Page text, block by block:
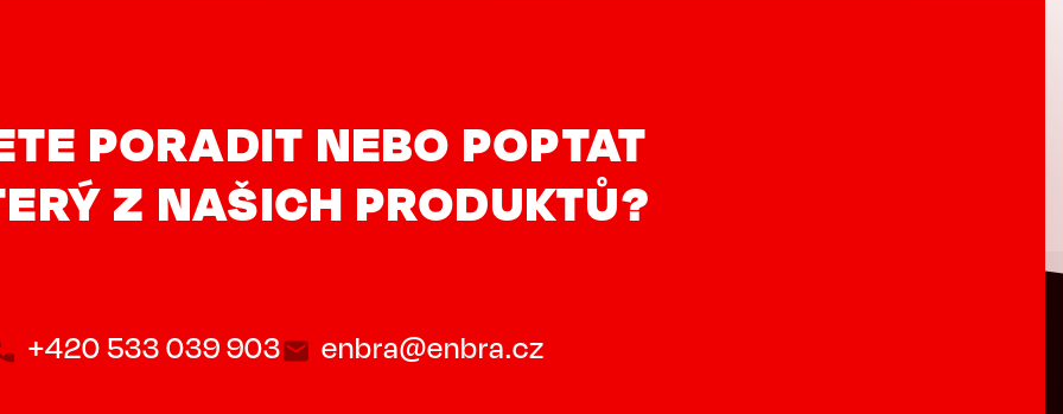
PORADIT NEBO POPTAT
Z NAŠICH PRODUKTŮ?
+420 533 039 903 enbra@enbra.cz